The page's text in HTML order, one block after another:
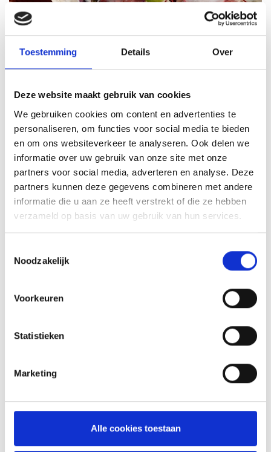
Toestemming Details Over
Deze website maakt gebruik van cookies
We gebruiken cookies om content en advertenties te
personaliseren, om functies voor social media te bieden
en om ons websiteverkeer te analyseren. Ook delen we
informatie over uw gebruik van onze site met onze
partners voor social media, adverteren en analyse. Deze
partners kunnen deze gegevens combineren met andere
informatie die u aan ze heeft verstrekt of die ze hebben
verzameld op basis van uw gebruik van hun services.
Noodzakelijk
Voorkeuren
Statistieken
Marketing
Alle cookies toestaan
VITELLO TONNATO VAN DE
SEARWOOD
RECEPT
ASSORTIMENT